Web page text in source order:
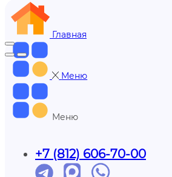
Главная
Меню
Меню
+7 (812) 606-70-00